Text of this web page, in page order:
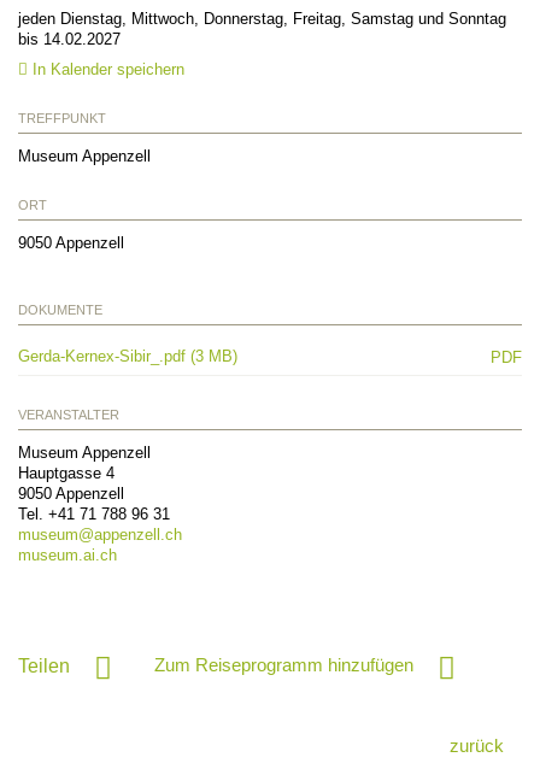
jeden Dienstag, Mittwoch, Donnerstag, Freitag, Samstag und Sonntag
bis 14.02.2027
In Kalender speichern
TREFFPUNKT
Museum Appenzell
ORT
9050 Appenzell
DOKUMENTE
Gerda-Kernex-Sibir_.pdf (3 MB) PDF
VERANSTALTER
Museum Appenzell
Hauptgasse 4
9050 Appenzell
Tel. +41 71 788 96 31
museum@appenzell.ch
museum.ai.ch
Teilen Zum Reiseprogramm hinzufügen
zurück